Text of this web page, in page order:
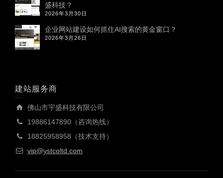
盛科技？
2026年3月30日
企业网站建设如何抓住AI搜索的黄金窗口？
2026年3月26日
建站服务商
佛山市宇盛科技有限公司
19886147890（咨询热线）
18825958958（技术支持）
vip@ystcoltd.com